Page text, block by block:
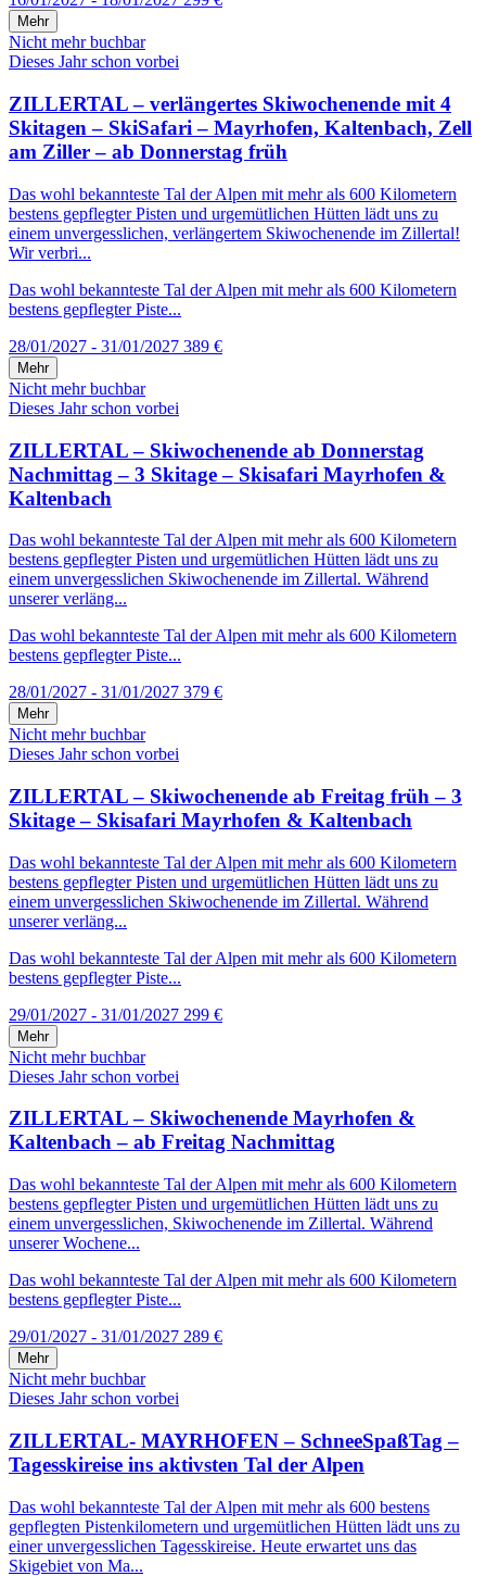
Mehr
Nicht mehr buchbar
Dieses Jahr schon vorbei
ZILLERTAL – verlängertes Skiwochenende mit 4
Skitagen – SkiSafari – Mayrhofen, Kaltenbach, Zell
am Ziller – ab Donnerstag früh
Das wohl bekannteste Tal der Alpen mit mehr als 600 Kilometern
bestens gepflegter Pisten und urgemütlichen Hütten lädt uns zu
einem unvergesslichen, verlängertem Skiwochenende im Zillertal!
Wir verbri...
Das wohl bekannteste Tal der Alpen mit mehr als 600 Kilometern
bestens gepflegter Piste...
28/01/2027 - 31/01/2027 389 €
Mehr
Nicht mehr buchbar
Dieses Jahr schon vorbei
ZILLERTAL – Skiwochenende ab Donnerstag
Nachmittag – 3 Skitage – Skisafari Mayrhofen &
Kaltenbach
Das wohl bekannteste Tal der Alpen mit mehr als 600 Kilometern
bestens gepflegter Pisten und urgemütlichen Hütten lädt uns zu
einem unvergesslichen Skiwochenende im Zillertal. Während
unserer verläng...
Das wohl bekannteste Tal der Alpen mit mehr als 600 Kilometern
bestens gepflegter Piste...
28/01/2027 - 31/01/2027 379 €
Mehr
Nicht mehr buchbar
Dieses Jahr schon vorbei
ZILLERTAL – Skiwochenende ab Freitag früh – 3
Skitage – Skisafari Mayrhofen & Kaltenbach
Das wohl bekannteste Tal der Alpen mit mehr als 600 Kilometern
bestens gepflegter Pisten und urgemütlichen Hütten lädt uns zu
einem unvergesslichen Skiwochenende im Zillertal. Während
unserer verläng...
Das wohl bekannteste Tal der Alpen mit mehr als 600 Kilometern
bestens gepflegter Piste...
29/01/2027 - 31/01/2027 299 €
Mehr
Nicht mehr buchbar
Dieses Jahr schon vorbei
ZILLERTAL – Skiwochenende Mayrhofen &
Kaltenbach – ab Freitag Nachmittag
Das wohl bekannteste Tal der Alpen mit mehr als 600 Kilometern
bestens gepflegter Pisten und urgemütlichen Hütten lädt uns zu
einem unvergesslichen, Skiwochenende im Zillertal. Während
unserer Wochene...
Das wohl bekannteste Tal der Alpen mit mehr als 600 Kilometern
bestens gepflegter Piste...
29/01/2027 - 31/01/2027 289 €
Mehr
Nicht mehr buchbar
Dieses Jahr schon vorbei
ZILLERTAL- MAYRHOFEN – SchneeSpaßTag –
Tagesskireise ins aktivsten Tal der Alpen
Das wohl bekannteste Tal der Alpen mit mehr als 600 bestens
gepflegten Pistenkilometern und urgemütlichen Hütten lädt uns zu
einer unvergesslichen Tagesskireise. Heute erwartet uns das
Skigebiet von Ma...